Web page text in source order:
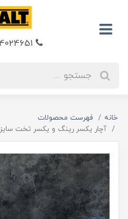
خانه
فهرست محصولات
آچار یکسر رینگ و یکسر تخت سایز 36 ایکسکورت اصلی